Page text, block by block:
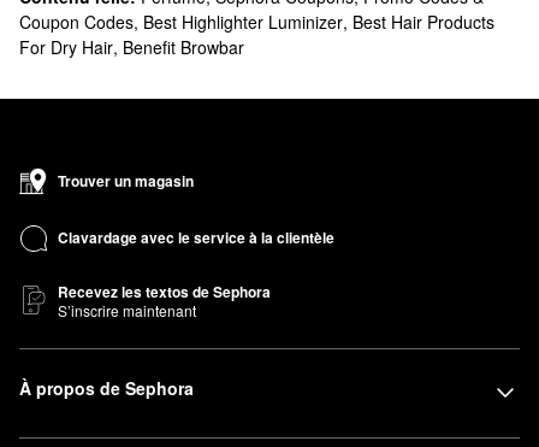
Coupon Codes, Best Highlighter Luminizer, Best Hair Products
For Dry Hair, Benefit Browbar
Trouver un magasin
Clavardage avec le service à la clientèle
Recevez les textos de Sephora
S’inscrire maintenant
À propos de Sephora